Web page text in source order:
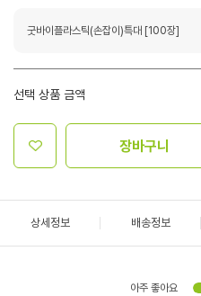
굿바이플라스틱(손잡이)특대 [100장]
선택 상품 금액
장바구니
상세정보 배송정보
아주 좋아요